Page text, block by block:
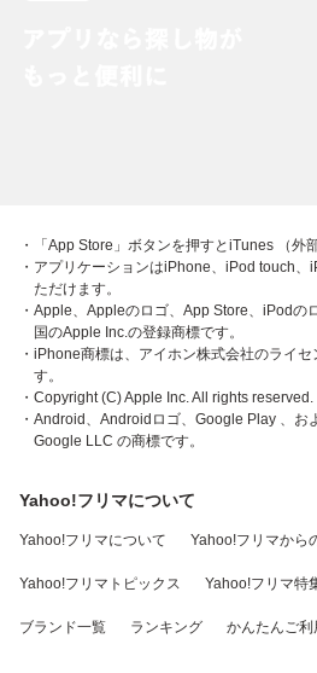
・「App Store」ボタンを押すとiTunes （外
・アプリケーションはiPhone、iPod touch
ただけます。
・Apple、Appleのロゴ、App Store、iPodの
国のApple Inc.の登録商標です。
・iPhone商標は、アイホン株式会社のライ
す。
・Copyright (C) Apple Inc. All rights reserved.
・Android、Androidロゴ、Google Play 、お
Google LLC の商標です。
Yahoo!フリマについて
Yahoo!フリマについて Yahoo!フリマから
Yahoo!フリマトピックス Yahoo!フリマ特
ブランド一覧 ランキング かんたんご利